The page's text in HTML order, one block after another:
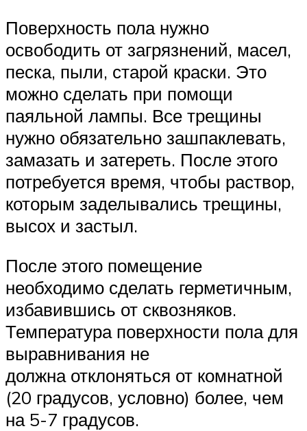
Поверхность пола нужно
освободить от загрязнений, масел,
песка, пыли, старой краски. Это
можно сделать при помощи
паяльной лампы. Все трещины
нужно обязательно зашпаклевать,
замазать и затереть. После этого
потребуется время, чтобы раствор,
которым заделывались трещины,
высох и застыл.
После этого помещение
необходимо сделать герметичным,
избавившись от сквозняков.
Температура поверхности пола для
выравнивания не
должна отклоняться от комнатной
(20 градусов, условно) более, чем
на 5-7 градусов.